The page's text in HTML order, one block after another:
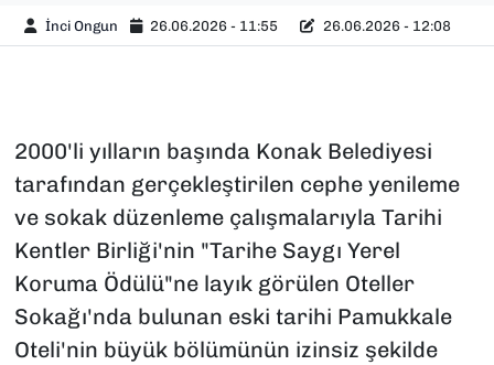
İnci Ongun 26.06.2026 - 11:55 26.06.2026 - 12:08
2000'li yılların başında Konak Belediyesi
tarafından gerçekleştirilen cephe yenileme
ve sokak düzenleme çalışmalarıyla Tarihi
Kentler Birliği'nin "Tarihe Saygı Yerel
Koruma Ödülü"ne layık görülen Oteller
Sokağı'nda bulunan eski tarihi Pamukkale
Oteli'nin büyük bölümünün izinsiz şekilde